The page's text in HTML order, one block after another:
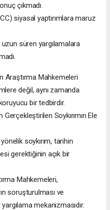
çıkmadı.
siyasal yaptırımlara maruz
uzun süren yargılamalara
Araştırma Mahkemeleri
değil, aynı zamanda
bir tedbirdir.
Soykırımın Ele
soykırım, tarihin
gerektiğinin açık bir
Mahkemeleri,
soruşturulması ve
mekanizmasıdır.